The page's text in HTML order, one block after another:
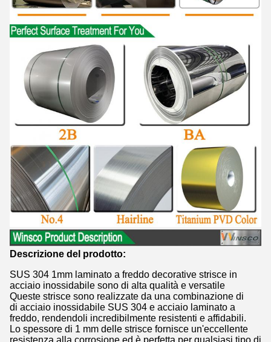
Descrizione del prodotto:
SUS 304 1mm laminato a freddo decorative strisce in
acciaio inossidabile sono di alta qualità e versatile
Queste strisce sono realizzate da una combinazione di
di acciaio inossidabile SUS 304 e acciaio laminato a
freddo, rendendoli incredibilmente resistenti e affidabili.
Lo spessore di 1 mm delle strisce fornisce un'eccellente
resistenza alla corrosione ed è perfetta per qualsiasi tipo di